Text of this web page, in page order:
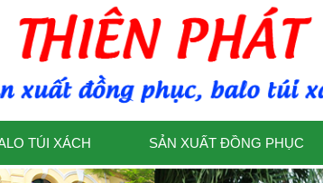
TÚI XÁCH SẢN XUẤT ĐỒNG PHỤC